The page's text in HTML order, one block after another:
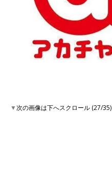
▼次の画像は下へスクロール (27/35)